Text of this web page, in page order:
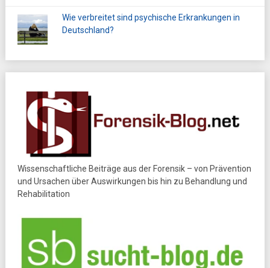
Wie verbreitet sind psychische Erkrankungen in
Deutschland?
Wissenschaftliche Beiträge aus der Forensik – von Prävention
und Ursachen über Auswirkungen bis hin zu Behandlung und
Rehabilitation